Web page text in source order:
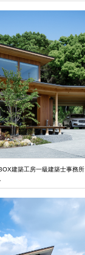
建築工房一級建築士事務所